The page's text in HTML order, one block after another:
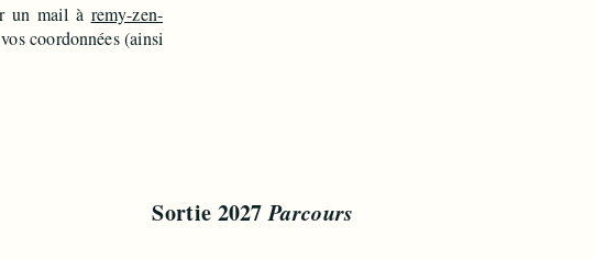
un mail à remy-zen-
coordonnées (ainsi
Sortie 2027Parcours